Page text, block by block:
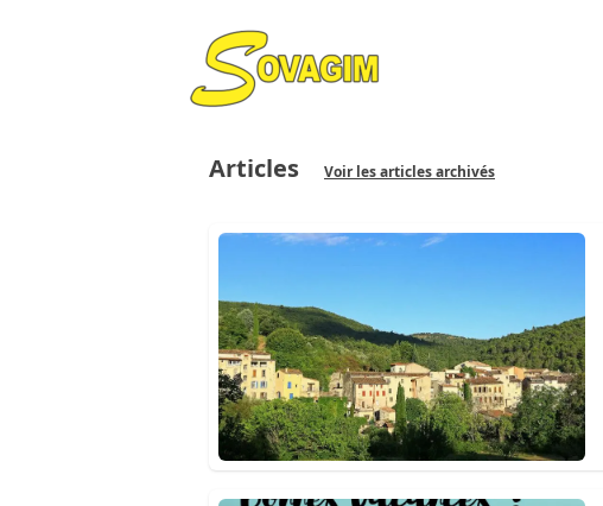
Articles Voir les articles archivés